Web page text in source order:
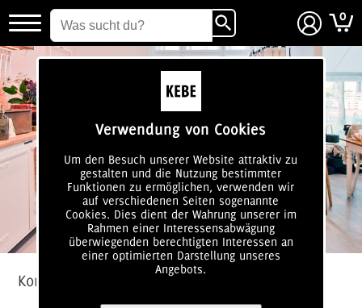
Verwendung von Cookies
Um den Besuch unserer Website attraktiv zu
gestalten und die Nutzung bestimmter
Funktionen zu ermöglichen, verwenden wir
auf verschiedenen Seiten sogenannte
Cookies. Dies dient der Wahrung unserer im
Rahmen einer Interessensabwägung
überwiegenden berechtigten Interessen an
einer optimierten Darstellung unseres
Angebots.
Kontakt
login 0